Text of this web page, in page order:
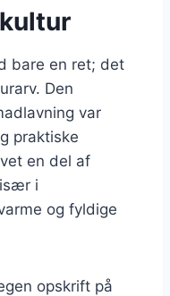
bare en ret; det
Den
var
praktiske
en del af
i
og fyldige
opskrift på